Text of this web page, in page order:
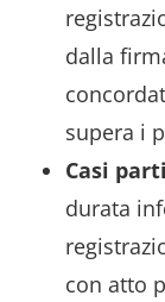
dalla
supera i
Casi
durata
con atto